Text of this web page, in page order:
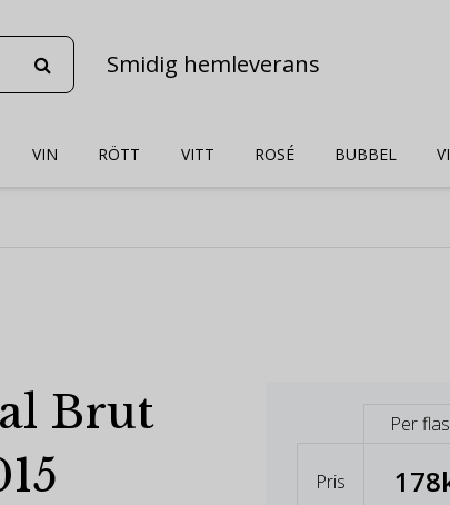
Smidig hemleverans
VIN RÖTT VITT ROSÉ BUBBEL
Brut
Per
Pris